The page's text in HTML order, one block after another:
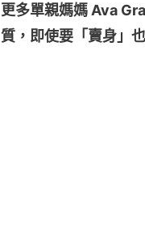
更多單親媽媽 Ava
質，即使要「賣身」